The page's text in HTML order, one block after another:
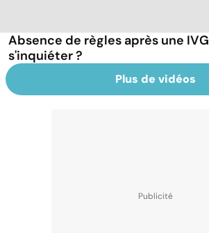
Absence de règles après une
s'inquiéter ?
Plus de vidéos